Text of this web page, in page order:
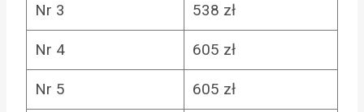
Nr 3 538 zł
Nr 4 605 zł
Nr 5 605 zł